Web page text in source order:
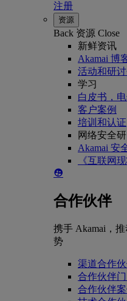
注册
资源
Back 资源 Close
新鲜资讯
Akamai 博
活动和研
学习
白皮书，
客户案例
培训和认证
网络安全
Akamai 安
《互联网
合作伙伴
携手 Akamai，
势
渠道合作
合作伙伴
合作伙伴案